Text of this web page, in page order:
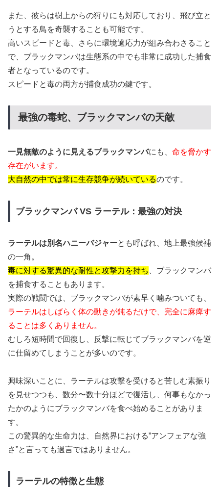
また、彼らは樹上からの狩りにも対応しており、飛び立と
うとする鳥を奇襲することも可能です。
高いスピードと毒、さらに環境適応力が組み合わさること
で、ブラックマンバは生態系の中でも非常に成功した捕食
者となっているのです。
スピードと毒の両方が捕食成功の鍵です。
最強の毒蛇、ブラックマンバの天敵
一見無敵のように見えるブラックマンバにも、 命を脅かす
存在がいます。
大自然の中では常に生存競争が続いているのです。
ブラックマンバ VS ラーテル：最強の対決
ラーテルは別名ハニーバジャーとも呼ばれ、地上最強候補
の一角。
毒に対する驚異的な耐性と攻撃力を持ち
、ブラックマンバ
を捕食することもあります。
実際の戦闘では、ブラックマンバが素早く噛みついても、
ラーテルはしばらく体の動きが鈍るだけで、完全に麻痺す
ることは多くありません。
むしろ短時間で回復し、反撃に転じてブラックマンバを逆
に仕留めてしまうことが多いのです。
興味深いことに、ラーテルは攻撃を受けると苦しむ素振り
を見せつつも、数分〜数十分ほどで復活し、何事もなかっ
たかのようにブラックマンバを食べ始めることがありま
す。
この驚異的な生命力は、自然界における”アンフェアな強
さ”と言っても過言ではありません。
ラーテルの特徴と生態